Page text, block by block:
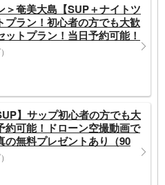
＞奄美大島【SUP＋ナイトツ
プラン！初心者の方でも大歓
ットプラン！当日予約可能！
影データ無料プレゼントあ
お一人様も可能
】サップ初心者の方でも大
約可能！ドローン空撮動画で
の無料プレゼントあり（90
も可能